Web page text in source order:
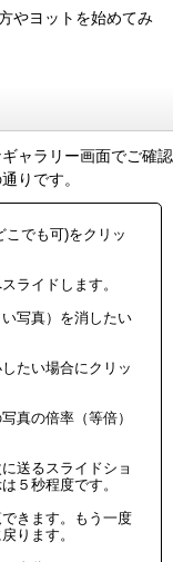
やヨットを始めてみ
ャラリー画面でご確認
りです。
こでも可)をクリッ
ライドします。
写真）を消したい
たい場合にクリッ
真の倍率（等倍）
送るスライドショ
５秒程度です。
きます。もう一度
ります。